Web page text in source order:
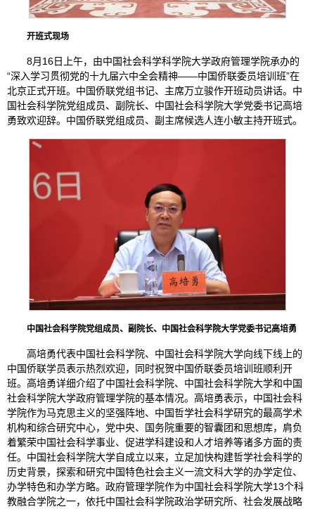
开班式现场
8月16日上午，由中国社会科学科学院大学政府管理学院承办的
“深入学习贯彻党的十九届六中全会精神——中国侨联委员培训班”在
北京正式开班。中国侨联党组书记、主席万立骏作开班动员讲话。中
国社会科学院党组成员、副院长、中国社会科学院大学党委书记高培
勇致欢迎辞。中国侨联党组成员、副主席候选人连小敏主持开班式。
中国社会科学院党组成员、 副院长、中国社会科学院大学党委书记高培勇
高培勇代表中国社会科学院、中国社会科学院大学向线下线上的
中国侨联学员表示热烈欢迎，同时祝贺中国侨联委员培训班顺利开
班。高培勇详细介绍了中国社会科学院、中国社会科学院大学和中国
社会科学院大学政府管理学院的基本情况。高培勇表示，中国社会科
学院作为马克思主义的坚强阵地、中国哲学社会科学研究的最高学术
机构和综合研究中心，党中央、国务院重要的智囊团和思想库，肩负
着繁荣中国社会科学事业、促进学科建设和人才培养等诸多方面的责
任。中国社会科学院大学自成立以来，立足加快构建哲学社会科学的
历史背景，探索和研究中国特色社会主义一流文科大学的办学定位、
办学特色和办学方略。政府管理学院作为中国社会科学院大学13个科
教融合学院之一，依托中国社会科学院政治学研究所、社会发展战略